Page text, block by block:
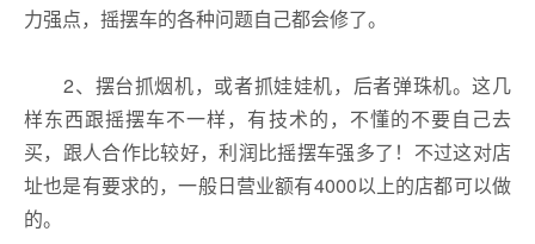
力强点，摇摆车的各种问题自己都会修了。
2、摆台抓烟机，或者抓娃娃机，后者弹珠机。这几
样东西跟摇摆车不一样，有技术的，不懂的不要自己去
买，跟人合作比较好，利润比摇摆车强多了！不过这对店
址也是有要求的，一般日营业额有4000以上的店都可以做
的。